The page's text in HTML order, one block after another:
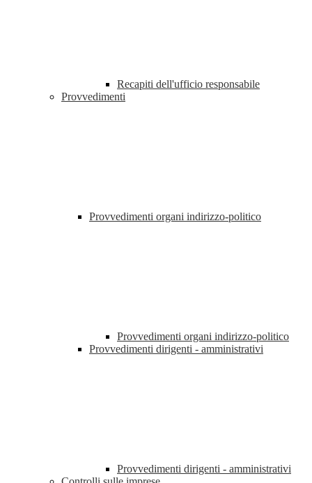
Recapiti dell'ufficio responsabile
Provvedimenti
Provvedimenti organi indirizzo-politico
Provvedimenti organi indirizzo-politico
Provvedimenti dirigenti - amministrativi
Provvedimenti dirigenti - amministrativi